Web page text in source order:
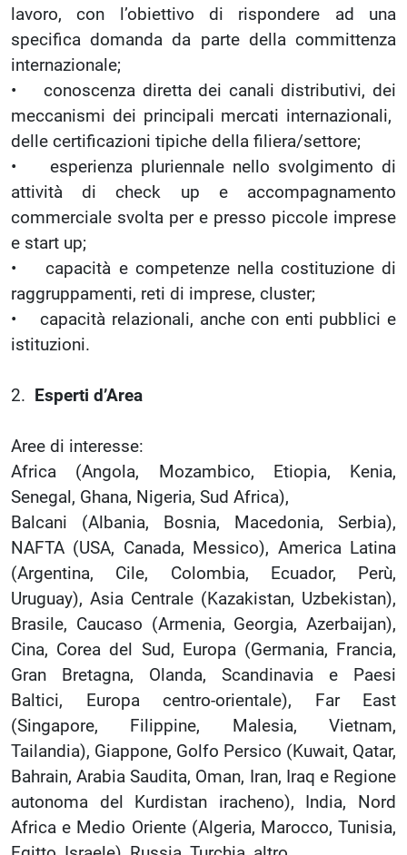
lavoro, con l’obiettivo di rispondere ad una
specifica domanda da parte della committenza
internazionale;
• conoscenza diretta dei canali distributivi, dei
meccanismi dei principali mercati internazionali,
delle certificazioni tipiche della filiera/settore;
• esperienza pluriennale nello svolgimento di
attività di check up e accompagnamento
commerciale svolta per e presso piccole imprese
e start up;
• capacità e competenze nella costituzione di
raggruppamenti, reti di imprese, cluster;
• capacità relazionali, anche con enti pubblici e
istituzioni.
2. Esperti d’Area
Aree di interesse:
Africa (Angola, Mozambico, Etiopia, Kenia,
Senegal, Ghana, Nigeria, Sud Africa),
Balcani (Albania, Bosnia, Macedonia, Serbia),
NAFTA (USA, Canada, Messico), America Latina
(Argentina, Cile, Colombia, Ecuador, Perù,
Uruguay), Asia Centrale (Kazakistan, Uzbekistan),
Brasile, Caucaso (Armenia, Georgia, Azerbaijan),
Cina, Corea del Sud, Europa (Germania, Francia,
Gran Bretagna, Olanda, Scandinavia e Paesi
Baltici, Europa centro-orientale), Far East
(Singapore, Filippine, Malesia, Vietnam,
Tailandia), Giappone, Golfo Persico (Kuwait, Qatar,
Bahrain, Arabia Saudita, Oman, Iran, Iraq e Regione
autonoma del Kurdistan iracheno), India, Nord
Africa e Medio Oriente (Algeria, Marocco, Tunisia,